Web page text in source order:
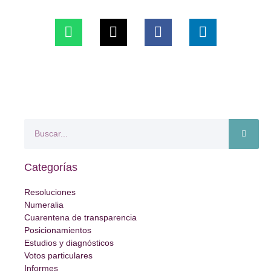
Categorías
Resoluciones
Numeralia
Cuarentena de transparencia
Posicionamientos
Estudios y diagnósticos
Votos particulares
Informes